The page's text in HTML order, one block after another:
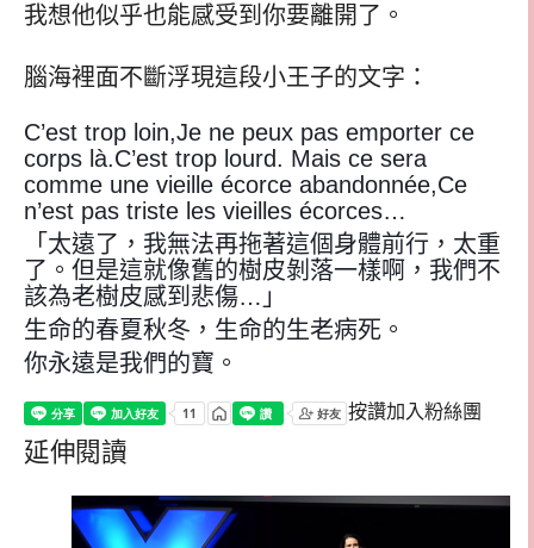
我想他似乎也能感受到你要離開了。
腦海裡面不斷浮現這段小王子的文字：
C’est trop loin,Je ne peux pas emporter ce
corps là.C’est trop lourd. Mais ce sera
comme une vieille écorce abandonnée,Ce
n’est pas triste les vieilles écorces…
「太遠了，我無法再拖著這個身體前行，太重
了。但是這就像舊的樹皮剝落一樣啊，我們不
該為老樹皮感到悲傷…」
生命的春夏秋冬，生命的生老病死。
你永遠是我們的寶。
按讚加入粉絲團
延伸閱讀